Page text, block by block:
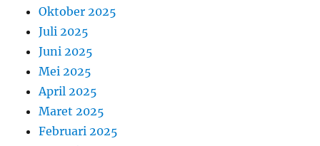
Oktober 2025
Juli 2025
Juni 2025
Mei 2025
April 2025
Maret 2025
Februari 2025